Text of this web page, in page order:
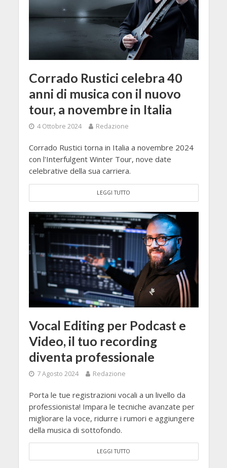
Corrado Rustici celebra 40
anni di musica con il nuovo
tour, a novembre in Italia
4 Ottobre 2024 Redazione
Corrado Rustici torna in Italia a novembre 2024
con l'Interfulgent Winter Tour, nove date
celebrative della sua carriera.
LEGGI TUTTO
Vocal Editing per Podcast e
Video, il tuo recording
diventa professionale
7 Agosto 2024 Redazione
Porta le tue registrazioni vocali a un livello da
professionista! Impara le tecniche avanzate per
migliorare la voce, ridurre i rumori e aggiungere
della musica di sottofondo.
LEGGI TUTTO